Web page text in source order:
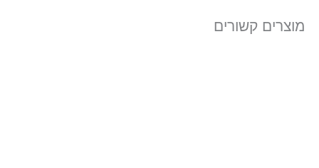
מוצרים קשורים